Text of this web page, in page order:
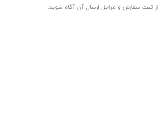
از ثبت سفارش و مراحل ارسال آن آگاه شوید.